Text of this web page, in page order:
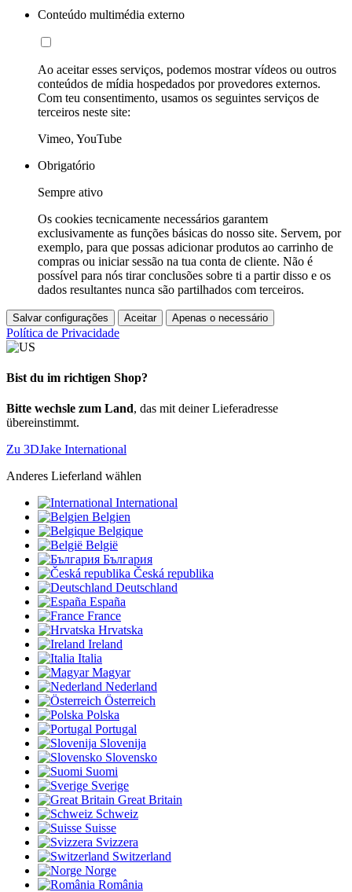
Conteúdo multimédia externo
Ao aceitar esses serviços, podemos mostrar vídeos ou outros
conteúdos de mídia hospedados por provedores externos.
Com teu consentimento, usamos os seguintes serviços de
terceiros neste site:
Vimeo, YouTube
Obrigatório
Sempre ativo
Os cookies tecnicamente necessários garantem
exclusivamente as funções básicas do nosso site. Servem, por
exemplo, para que possas adicionar produtos ao carrinho de
compras ou iniciar sessão na tua conta de cliente. Não é
possível para nós tirar conclusões sobre ti a partir disso e os
dados resultantes nunca são partilhados com terceiros.
Salvar configurações Aceitar Apenas o necessário
Política de Privacidade
Bist du im richtigen Shop?
Bitte wechsle zum Land, das mit deiner Lieferadresse
übereinstimmt.
Zu 3DJake International
Anderes Lieferland wählen
International
Belgien
Belgique
België
България
Česká republika
Deutschland
España
France
Hrvatska
Ireland
Italia
Magyar
Nederland
Österreich
Polska
Portugal
Slovenija
Slovensko
Suomi
Sverige
Great Britain
Schweiz
Suisse
Svizzera
Switzerland
Norge
România